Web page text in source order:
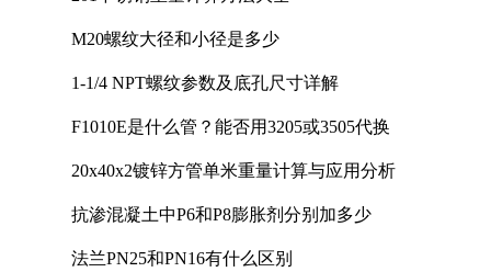
M20螺纹大径和小径是多少
1-1/4 NPT螺纹参数及底孔尺寸详解
F1010E是什么管？能否用3205或3505代换
20x40x2镀锌方管单米重量计算与应用分析
抗渗混凝土中P6和P8膨胀剂分别加多少
法兰PN25和PN16有什么区别